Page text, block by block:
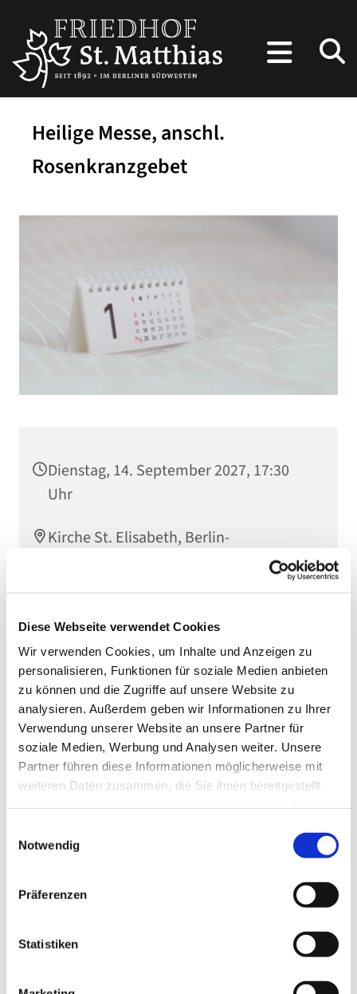
Diese Webseite verwendet Cookies
Wir verwenden Cookies, um Inhalte und Anzeigen zu
personalisieren, Funktionen für soziale Medien anbieten
zu können und die Zugriffe auf unsere Website zu
analysieren. Außerdem geben wir Informationen zu Ihrer
Verwendung unserer Website an unsere Partner für
soziale Medien, Werbung und Analysen weiter. Unsere
Partner führen diese Informationen möglicherweise mit
weiteren Daten zusammen, die Sie ihnen bereitgestellt
Notwendig
Präferenzen
Statistiken
Heilige Messe, anschl.
Rosenkranzgebet
Dienstag, 14. September 2027, 17:30
Uhr
Kirche St. Elisabeth, Berlin-
Schöneberg, Kolonnenstraße 38, 10829